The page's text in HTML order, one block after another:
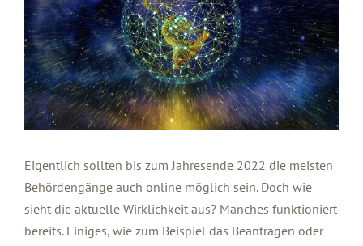
Eigentlich sollten bis zum Jahresende 2022 die meisten
Behördengänge auch online möglich sein. Doch wie
sieht die aktuelle Wirklichkeit aus? Manches funktioniert
bereits. Einiges, wie zum Beispiel das Beantragen oder